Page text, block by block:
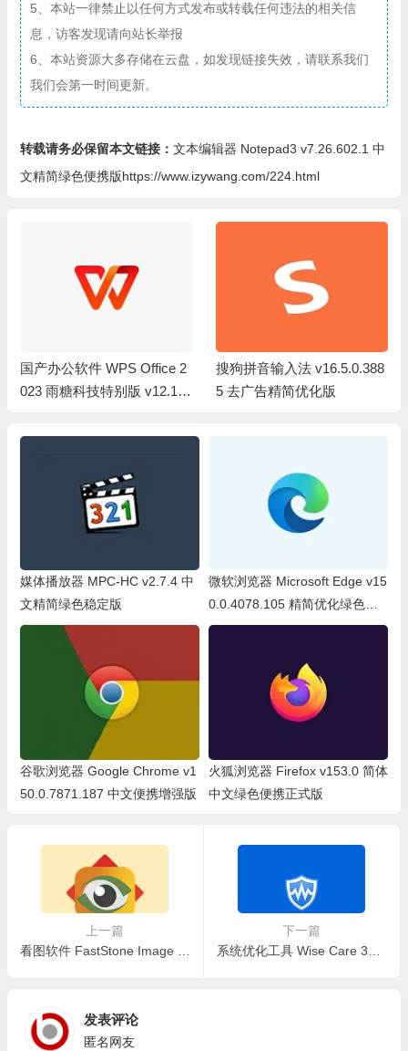
5、本站一律禁止以任何方式发布或转载任何违法的相关信
息，访客发现请向站长举报
6、本站资源大多存储在云盘，如发现链接失效，请联系我们
我们会第一时间更新。
转载请务必保留本文链接： 文本编辑器 Notepad3 v7.26.602.1 中
文精简绿色便携版https://www.izywang.com/224.html
国产办公软件 WPS Office 2
023 雨糖科技特别版 v12.1.0.
搜狗拼音输入法 v16.5.0.388
5 去广告精简优化版
媒体播放器 MPC-HC v2.7.4 中
文精简绿色稳定版
微软浏览器 Microsoft Edge v15
0.0.4078.105 精简优化绿色便
携版
谷歌浏览器 Google Chrome v1
50.0.7871.187 中文便携增强版
火狐浏览器 Firefox v153.0 简体
中文绿色便携正式版
上一篇
看图软件 FastStone Image Viewer v8.4 中文注册绿色便携版
下一篇
系统优化工具 Wise Care 365 v8.0.2.731 去广告安装版+便携版+单文件版
发表评论
匿名网友